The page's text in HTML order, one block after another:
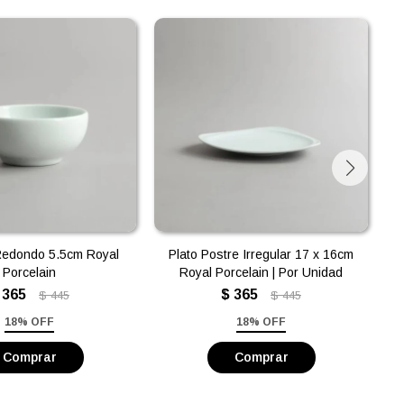
5.5cm Royal
Porcelain
365 $ 445
18% OFF
Plato Postre Irregular 17 x 16cm
Royal Porcelain | Por Unidad
$ 365 $ 445
18% OFF